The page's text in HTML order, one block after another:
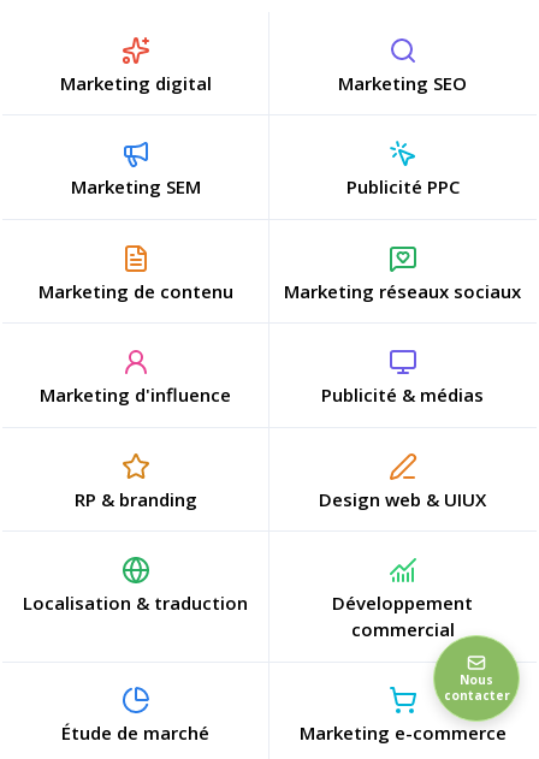
Marketing digital Marketing SEO
Marketing SEM Publicité PPC
Marketing de contenu Marketing réseaux sociaux
Marketing d'influence Publicité & médias
RP & branding Design web & UIUX
Localisation & traduction
Développement
commercial
Étude de marché Marketing e-commerce
Nous
contacter